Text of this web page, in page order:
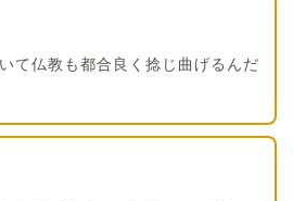
て仏教も都合良く捻じ曲げるんだ